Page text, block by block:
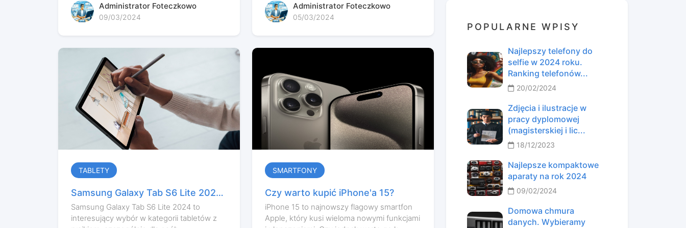
Administrator Foteczkowo
09/03/2024
Administrator Foteczkowo
05/03/2024
TABLETY
Samsung Galaxy Tab S6 Lite 2024
- Test i nasza opinia
Samsung Galaxy Tab S6 Lite 2024 to
interesujący wybór w kategorii tabletów z
SMARTFONY
Czy warto kupić iPhone'a 15?
iPhone 15 to najnowszy flagowy smartfon
Apple, który kusi wieloma nowymi funkcjami
POPULARNE WPISY
Najlepszy telefony do
selfie w 2024 roku.
Ranking telefonów...
20/02/2024
Zdjęcia i ilustracje w
pracy dyplomowej
(magisterskiej i lic...
18/12/2023
Najlepsze kompaktowe
aparaty na rok 2024
09/02/2024
Domowa chmura
danych. Wybieramy